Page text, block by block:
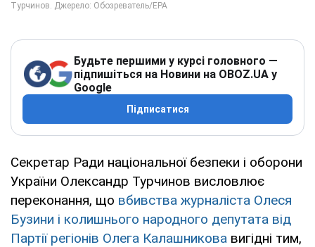
Будьте першими у курсі головного —
підпишіться на Новини на OBOZ.UA у
Google
Підписатися
Секретар Ради національної безпеки і оборони
України Олександр Турчинов висловлює
переконання, що вбивства журналіста Олеся
Бузини і колишнього народного депутата від
Партії регіонів Олега Калашникова вигідні тим,